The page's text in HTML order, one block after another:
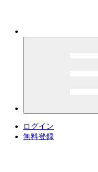
ログイン
無料登録